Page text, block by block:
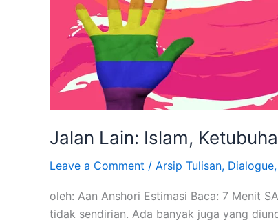
Jalan Lain: Islam,
Leave a Comment / Arsip Tulisan, Dialogue,
oleh: Aan Anshori Estimasi Baca: 7 Menit
tidak sendirian. Ada banyak juga yang
Bagian
Satu